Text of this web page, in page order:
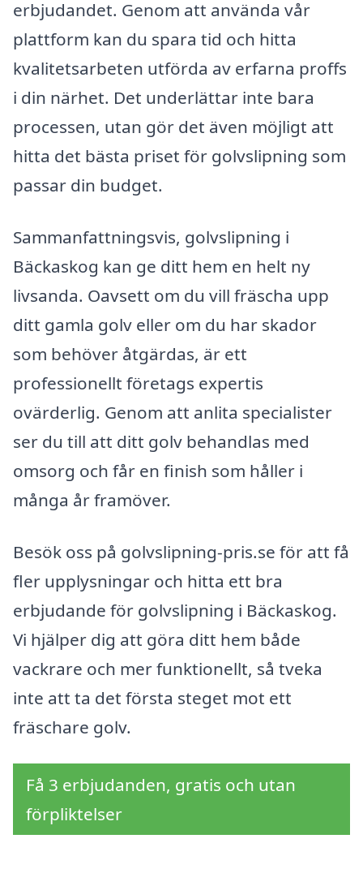
erbjudandet. Genom att använda vår
plattform kan du spara tid och hitta
kvalitetsarbeten utförda av erfarna proffs
i din närhet. Det underlättar inte bara
processen, utan gör det även möjligt att
hitta det bästa priset för golvslipning som
passar din budget.
Sammanfattningsvis, golvslipning i
Bäckaskog kan ge ditt hem en helt ny
livsanda. Oavsett om du vill fräscha upp
ditt gamla golv eller om du har skador
som behöver åtgärdas, är ett
professionellt företags expertis
ovärderlig. Genom att anlita specialister
ser du till att ditt golv behandlas med
omsorg och får en finish som håller i
många år framöver.
Besök oss på golvslipning-pris.se för att få
fler upplysningar och hitta ett bra
erbjudande för golvslipning i Bäckaskog.
Vi hjälper dig att göra ditt hem både
vackrare och mer funktionellt, så tveka
inte att ta det första steget mot ett
fräschare golv.
Få 3 erbjudanden, gratis och utan
förpliktelser